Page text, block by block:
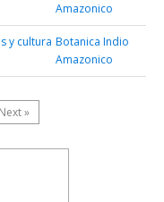
Amazonico
y cultura Botanica Indio
Amazonico
Next »